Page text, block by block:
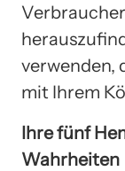
verwenden,
mit Ihrem
Ihre fünf
Wahrheiten